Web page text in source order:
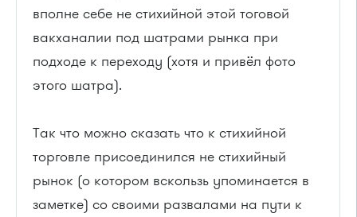
вполне себе не стихийной этой тоговой
вакханалии под шатрами рынка при
подходе к переходу (хотя и привёл фото
этого шатра).
Так что можно сказать что к стихийной
торговле присоединился не стихийный
рынок (о котором вскользь упоминается в
заметке) со своими развалами на пути к